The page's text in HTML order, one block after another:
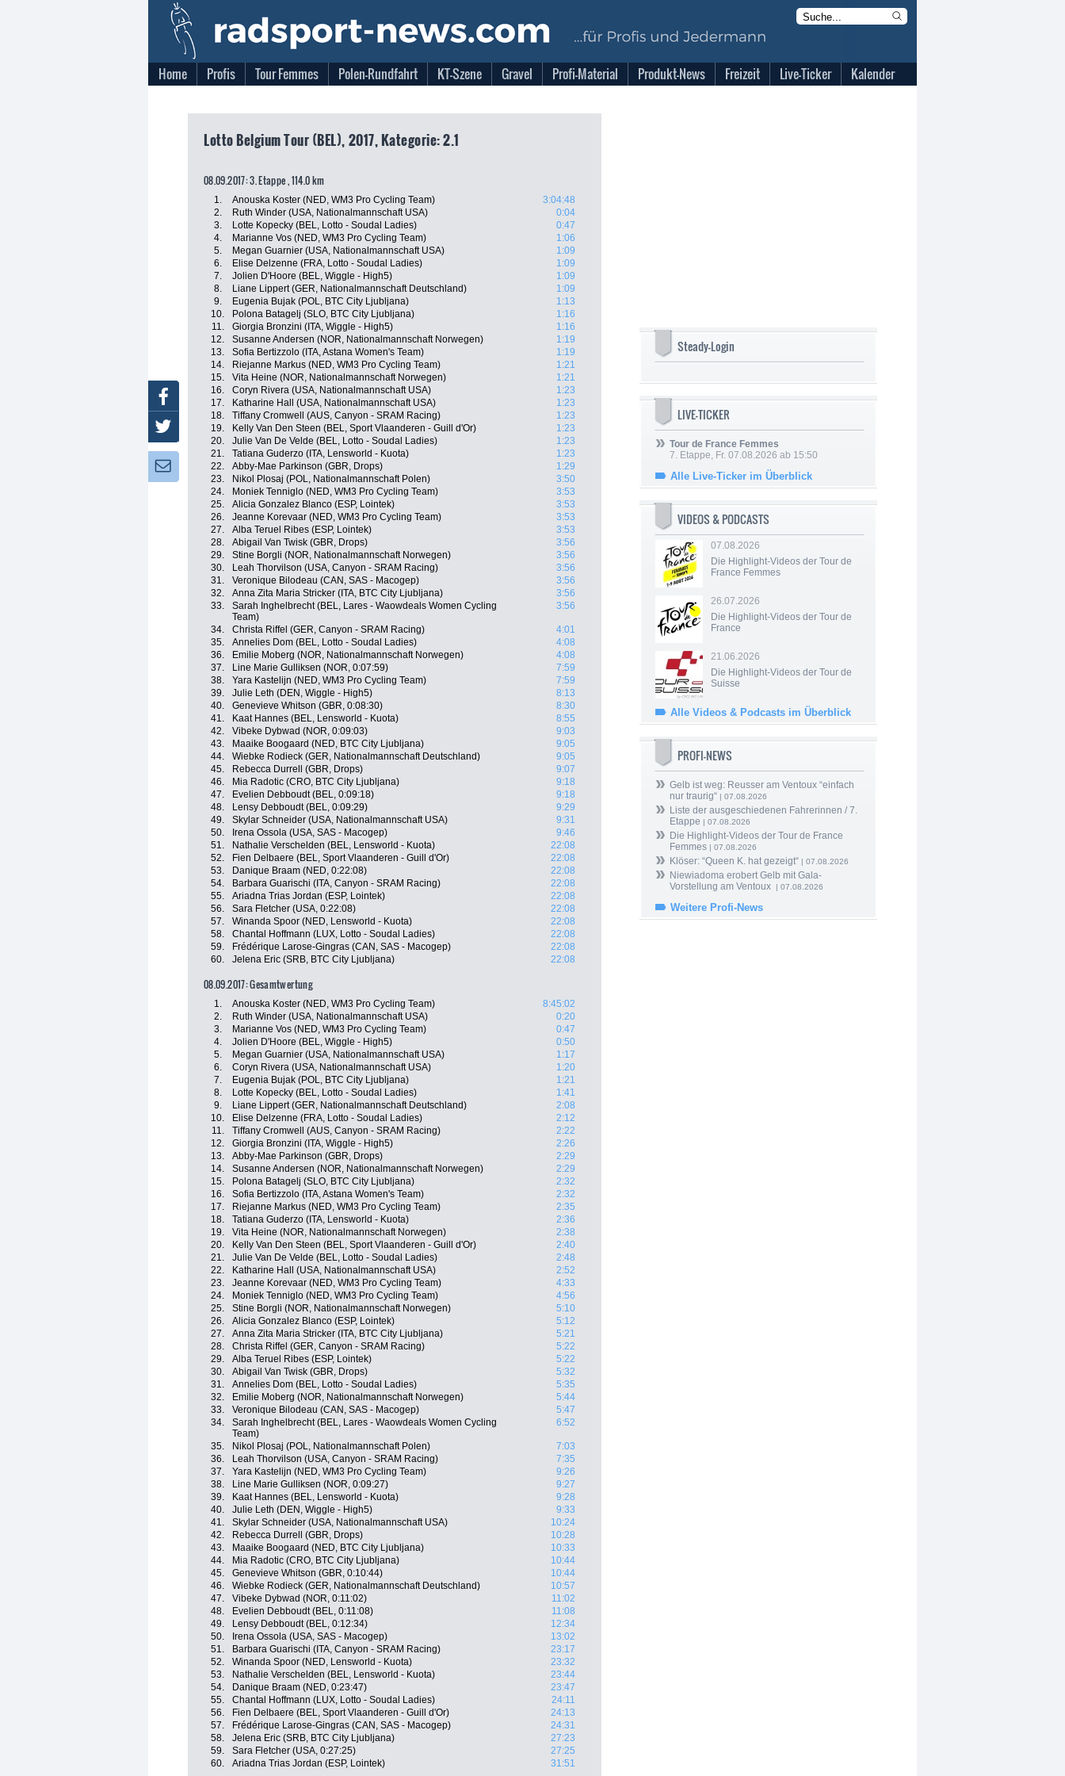
Home Profis Tour Femmes Polen-Rundfahrt KT-Szene Gravel Profi-Material Produkt-News Freizeit Live-Ticker Kalender
Lotto Belgium Tour (BEL), 2017, Kategorie: 2.1
08.09.2017: 3. Etappe , 114.0 km
1. Anouska Koster (NED, WM3 Pro Cycling Team)
3:04:48
2.
Ruth Winder (USA, Nationalmannschaft USA)
0:04
3.
Lotte Kopecky (BEL, Lotto - Soudal Ladies)
0:47
4.
Marianne Vos (NED, WM3 Pro Cycling Team)
1:06
5.
Megan Guarnier (USA, Nationalmannschaft USA)
1:09
6.
Elise Delzenne (FRA, Lotto - Soudal Ladies)
1:09
7.
Jolien D'Hoore (BEL, Wiggle - High5)
1:09
8.
Liane Lippert (GER, Nationalmannschaft Deutschland)
1:09
9.
Eugenia Bujak (POL, BTC City Ljubljana)
1:13
10.
Polona Batagelj (SLO, BTC City Ljubljana)
1:16
11.
Giorgia Bronzini (ITA, Wiggle - High5)
1:16
12.
Susanne Andersen (NOR, Nationalmannschaft Norwegen)
1:19
13.
Sofia Bertizzolo (ITA, Astana Women's Team)
1:19
14.
Riejanne Markus (NED, WM3 Pro Cycling Team)
1:21
15.
Vita Heine (NOR, Nationalmannschaft Norwegen)
1:21
16.
Coryn Rivera (USA, Nationalmannschaft USA)
1:23
17.
Katharine Hall (USA, Nationalmannschaft USA)
1:23
18.
Tiffany Cromwell (AUS, Canyon - SRAM Racing)
1:23
19.
Kelly Van Den Steen (BEL, Sport Vlaanderen - Guill d'Or)
1:23
20.
Julie Van De Velde (BEL, Lotto - Soudal Ladies)
1:23
21.
Tatiana Guderzo (ITA, Lensworld - Kuota)
1:23
22.
Abby-Mae Parkinson (GBR, Drops)
1:29
23.
Nikol Plosaj (POL, Nationalmannschaft Polen)
3:50
24.
Moniek Tenniglo (NED, WM3 Pro Cycling Team)
3:53
25.
Alicia Gonzalez Blanco (ESP, Lointek)
3:53
26.
Jeanne Korevaar (NED, WM3 Pro Cycling Team)
3:53
27.
Alba Teruel Ribes (ESP, Lointek)
3:53
28.
Abigail Van Twisk (GBR, Drops)
3:56
29.
Stine Borgli (NOR, Nationalmannschaft Norwegen)
3:56
30.
Leah Thorvilson (USA, Canyon - SRAM Racing)
3:56
31.
Veronique Bilodeau (CAN, SAS - Macogep)
3:56
32.
Anna Zita Maria Stricker (ITA, BTC City Ljubljana)
3:56
33.
Sarah Inghelbrecht (BEL, Lares - Waowdeals Women Cycling
Team)
3:56
34. Christa Riffel (GER, Canyon - SRAM Racing)
4:01
35.
Annelies Dom (BEL, Lotto - Soudal Ladies)
4:08
36.
Emilie Moberg (NOR, Nationalmannschaft Norwegen)
4:08
37.
Line Marie Gulliksen (NOR, 0:07:59)
7:59
38.
Yara Kastelijn (NED, WM3 Pro Cycling Team)
7:59
39.
Julie Leth (DEN, Wiggle - High5)
8:13
40.
Genevieve Whitson (GBR, 0:08:30)
8:30
41.
Kaat Hannes (BEL, Lensworld - Kuota)
8:55
42.
Vibeke Dybwad (NOR, 0:09:03)
9:03
43.
Maaike Boogaard (NED, BTC City Ljubljana)
9:05
44.
Wiebke Rodieck (GER, Nationalmannschaft Deutschland)
9:05
45.
Rebecca Durrell (GBR, Drops)
9:07
46.
Mia Radotic (CRO, BTC City Ljubljana)
9:18
47.
Evelien Debboudt (BEL, 0:09:18)
9:18
48.
Lensy Debboudt (BEL, 0:09:29)
9:29
49.
Skylar Schneider (USA, Nationalmannschaft USA)
9:31
50.
Irena Ossola (USA, SAS - Macogep)
9:46
51.
Nathalie Verschelden (BEL, Lensworld - Kuota)
22:08
52.
Fien Delbaere (BEL, Sport Vlaanderen - Guill d'Or)
22:08
53.
Danique Braam (NED, 0:22:08)
22:08
54.
Barbara Guarischi (ITA, Canyon - SRAM Racing)
22:08
55.
Ariadna Trias Jordan (ESP, Lointek)
22:08
56.
Sara Fletcher (USA, 0:22:08)
22:08
57.
Winanda Spoor (NED, Lensworld - Kuota)
22:08
58.
Chantal Hoffmann (LUX, Lotto - Soudal Ladies)
22:08
59.
Frédérique Larose-Gingras (CAN, SAS - Macogep)
22:08
60.
Jelena Eric (SRB, BTC City Ljubljana) 22:08
08.09.2017: Gesamtwertung
1. Anouska Koster (NED, WM3 Pro Cycling Team)
8:45:02
2.
Ruth Winder (USA, Nationalmannschaft USA)
0:20
3.
Marianne Vos (NED, WM3 Pro Cycling Team)
0:47
4.
Jolien D'Hoore (BEL, Wiggle - High5)
0:50
5.
Megan Guarnier (USA, Nationalmannschaft USA)
1:17
6.
Coryn Rivera (USA, Nationalmannschaft USA)
1:20
7.
Eugenia Bujak (POL, BTC City Ljubljana)
1:21
8.
Lotte Kopecky (BEL, Lotto - Soudal Ladies)
1:41
9.
Liane Lippert (GER, Nationalmannschaft Deutschland)
2:08
10.
Elise Delzenne (FRA, Lotto - Soudal Ladies)
2:12
11.
Tiffany Cromwell (AUS, Canyon - SRAM Racing)
2:22
12.
Giorgia Bronzini (ITA, Wiggle - High5)
2:26
13.
Abby-Mae Parkinson (GBR, Drops)
2:29
14.
Susanne Andersen (NOR, Nationalmannschaft Norwegen)
2:29
15.
Polona Batagelj (SLO, BTC City Ljubljana)
2:32
16.
Sofia Bertizzolo (ITA, Astana Women's Team)
2:32
17.
Riejanne Markus (NED, WM3 Pro Cycling Team)
2:35
18.
Tatiana Guderzo (ITA, Lensworld - Kuota)
2:36
19.
Vita Heine (NOR, Nationalmannschaft Norwegen)
2:38
20.
Kelly Van Den Steen (BEL, Sport Vlaanderen - Guill d'Or)
2:40
21.
Julie Van De Velde (BEL, Lotto - Soudal Ladies)
2:48
22.
Katharine Hall (USA, Nationalmannschaft USA)
2:52
23.
Jeanne Korevaar (NED, WM3 Pro Cycling Team)
4:33
24.
Moniek Tenniglo (NED, WM3 Pro Cycling Team)
4:56
25.
Stine Borgli (NOR, Nationalmannschaft Norwegen)
5:10
26.
Alicia Gonzalez Blanco (ESP, Lointek)
5:12
27.
Anna Zita Maria Stricker (ITA, BTC City Ljubljana)
5:21
28.
Christa Riffel (GER, Canyon - SRAM Racing)
5:22
29.
Alba Teruel Ribes (ESP, Lointek)
5:22
30.
Abigail Van Twisk (GBR, Drops)
5:32
31.
Annelies Dom (BEL, Lotto - Soudal Ladies)
5:35
32.
Emilie Moberg (NOR, Nationalmannschaft Norwegen)
5:44
33.
Veronique Bilodeau (CAN, SAS - Macogep)
5:47
34.
Sarah Inghelbrecht (BEL, Lares - Waowdeals Women Cycling
Team)
6:52
35. Nikol Plosaj (POL, Nationalmannschaft Polen)
7:03
36.
Leah Thorvilson (USA, Canyon - SRAM Racing)
7:35
37.
Yara Kastelijn (NED, WM3 Pro Cycling Team)
9:26
38.
Line Marie Gulliksen (NOR, 0:09:27)
9:27
39.
Kaat Hannes (BEL, Lensworld - Kuota)
9:28
40.
Julie Leth (DEN, Wiggle - High5)
9:33
41.
Skylar Schneider (USA, Nationalmannschaft USA)
10:24
42.
Rebecca Durrell (GBR, Drops)
10:28
43.
Maaike Boogaard (NED, BTC City Ljubljana)
10:33
44.
Mia Radotic (CRO, BTC City Ljubljana)
10:44
45.
Genevieve Whitson (GBR, 0:10:44)
10:44
46.
Wiebke Rodieck (GER, Nationalmannschaft Deutschland)
10:57
47.
Vibeke Dybwad (NOR, 0:11:02)
11:02
48.
Evelien Debboudt (BEL, 0:11:08)
11:08
49.
Lensy Debboudt (BEL, 0:12:34)
12:34
50.
Irena Ossola (USA, SAS - Macogep)
13:02
51.
Barbara Guarischi (ITA, Canyon - SRAM Racing)
23:17
52.
Winanda Spoor (NED, Lensworld - Kuota)
23:32
53.
Nathalie Verschelden (BEL, Lensworld - Kuota)
23:44
54.
Danique Braam (NED, 0:23:47)
23:47
55.
Chantal Hoffmann (LUX, Lotto - Soudal Ladies)
24:11
56.
Fien Delbaere (BEL, Sport Vlaanderen - Guill d'Or)
24:13
57.
Frédérique Larose-Gingras (CAN, SAS - Macogep)
24:31
58.
Jelena Eric (SRB, BTC City Ljubljana)
27:23
59.
Sara Fletcher (USA, 0:27:25)
27:25
60.
Ariadna Trias Jordan (ESP, Lointek) 31:51
Steady-Login
LIVE-TICKER
Tour de France Femmes
7. Etappe, Fr. 07.08.2026 ab 15:50
Alle Live-Ticker im Überblick
VIDEOS & PODCASTS
07.08.2026
Die Highlight-Videos der Tour de
France Femmes
26.07.2026
Die Highlight-Videos der Tour de
France
21.06.2026
Die Highlight-Videos der Tour de
Suisse
Alle Videos & Podcasts im Überblick
PROFI-NEWS
Gelb ist weg: Reusser am Ventoux “einfach
nur traurig“ | 07.08.2026
Liste der ausgeschiedenen Fahrerinnen / 7.
Etappe | 07.08.2026
Die Highlight-Videos der Tour de France
Femmes | 07.08.2026
Klöser: “Queen K. hat gezeigt“ | 07.08.2026
Niewiadoma erobert Gelb mit Gala-
Vorstellung am Ventoux
| 07.08.2026
Weitere Profi-News
Facebook
Twitter
Newsletter: